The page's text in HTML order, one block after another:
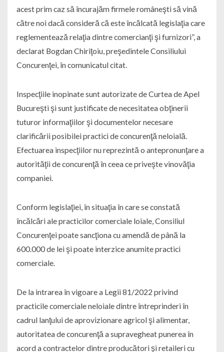
acest prim caz să încurajăm firmele româneşti să vină
către noi dacă consideră că este încălcată legislaţia care
reglementează relaţia dintre comercianţi şi furnizori”, a
declarat Bogdan Chiriţoiu, preşedintele Consiliului
Concurenţei, în comunicatul citat.
Inspecţiile inopinate sunt autorizate de Curtea de Apel
Bucureşti şi sunt justificate de necesitatea obţinerii
tuturor informaţiilor şi documentelor necesare
clarificării posibilei practici de concurenţă neloială.
Efectuarea inspecţiilor nu reprezintă o antepronunţare a
autorităţii de concurenţă în ceea ce priveşte vinovăţia
companiei.
Conform legislaţiei, în situaţia în care se constată
încălcări ale practicilor comerciale loiale, Consiliul
Concurenţei poate sancţiona cu amendă de până la
600.000 de lei şi poate interzice anumite practici
comerciale.
De la intrarea în vigoare a Legii 81/2022 privind
practicile comerciale neloiale dintre întreprinderi în
cadrul lanţului de aprovizionare agricol şi alimentar,
autoritatea de concurenţă a supravegheat punerea în
acord a contractelor dintre producători şi retaileri cu